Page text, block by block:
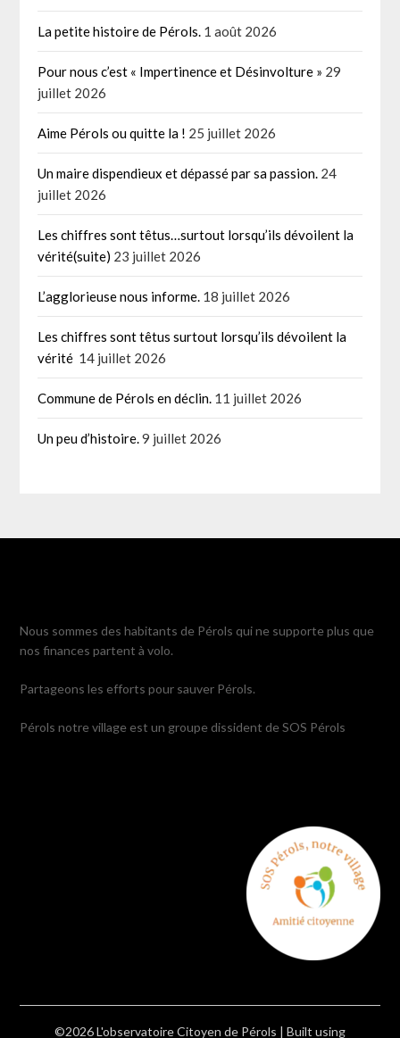
La petite histoire de Pérols. 1 août 2026
Pour nous c’est « Impertinence et Désinvolture » 29
juillet 2026
Aime Pérols ou quitte la ! 25 juillet 2026
Un maire dispendieux et dépassé par sa passion. 24
juillet 2026
Les chiffres sont têtus…surtout lorsqu’ils dévoilent la
vérité(suite) 23 juillet 2026
L’agglorieuse nous informe. 18 juillet 2026
Les chiffres sont têtus surtout lorsqu’ils dévoilent la
vérité 14 juillet 2026
Commune de Pérols en déclin. 11 juillet 2026
Un peu d’histoire.9 juillet 2026
Nous sommes des habitants de Pérols qui ne supporte plus que
nos finances partent à volo.
Partageons les efforts pour sauver Pérols.
Pérols notre village est un groupe dissident de SOS Pérols
©2026 L'observatoire Citoyen de Pérols | Built using